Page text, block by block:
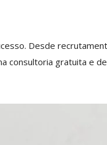
Desde
consultoria gratuita e